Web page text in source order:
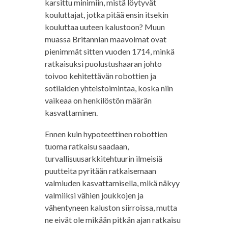
karsittu minimiin, mistä löytyvät
kouluttajat, jotka pitää ensin itsekin
kouluttaa uuteen kalustoon? Muun
muassa Britannian maavoimat ovat
pienimmät sitten vuoden 1714, minkä
ratkaisuksi puolustushaaran johto
toivoo kehitettävän robottien ja
sotilaiden yhteistoimintaa, koska niin
vaikeaa on henkilöstön määrän
kasvattaminen.
Ennen kuin hypoteettinen robottien
tuoma ratkaisu saadaan,
turvallisuusarkkitehtuurin ilmeisiä
puutteita pyritään ratkaisemaan
valmiuden kasvattamisella, mikä näkyy
valmiiksi vähien joukkojen ja
vähentyneen kaluston siirroissa, mutta
ne eivät ole mikään pitkän ajan ratkaisu